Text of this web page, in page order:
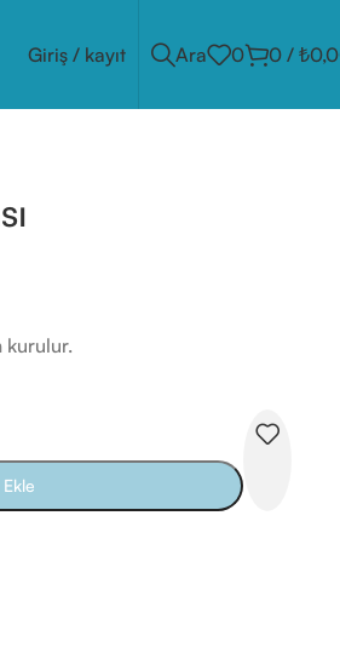
Giriş / kayıt Ara 0 0 / ₺
kurulur.